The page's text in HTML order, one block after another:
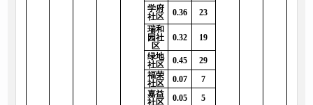
学府
社区
0.36
23
瑞和
园社
区
0.32
19
绿地
社区
0.45
29
福荣
社区
0.07
7
嘉益
社区
0.05
5